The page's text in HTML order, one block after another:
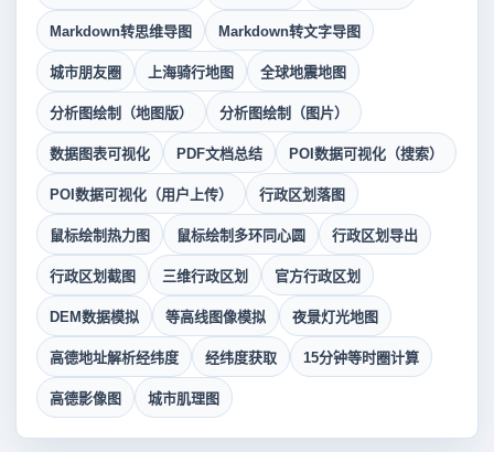
Markdown转思维导图 Markdown转文字导图
城市朋友圈 上海骑行地图 全球地震地图
分析图绘制（地图版） 分析图绘制（图片）
数据图表可视化 PDF文档总结 POI数据可视化（搜索）
POI数据可视化（用户上传） 行政区划落图
鼠标绘制热力图 鼠标绘制多环同心圆 行政区划导出
行政区划截图 三维行政区划 官方行政区划
DEM数据模拟 等高线图像模拟 夜景灯光地图
高德地址解析经纬度 经纬度获取 15分钟等时圈计算
高德影像图 城市肌理图